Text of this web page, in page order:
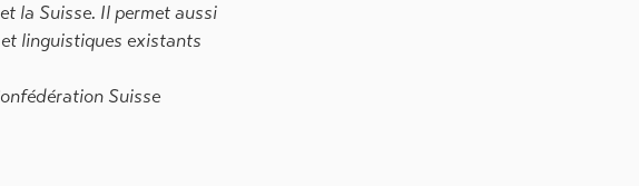
la Suisse. Il permet aussi
linguistiques existants
Suisse